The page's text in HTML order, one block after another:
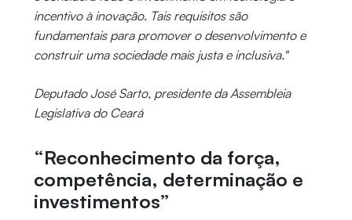
incentivo à inovação. Tais requisitos são
fundamentais para promover o desenvolvimento e
construir uma sociedade mais justa e inclusiva."
Deputado José Sarto, presidente da Assembleia
Legislativa do Ceará
“Reconhecimento da força,
competência, determinação e
investimentos”